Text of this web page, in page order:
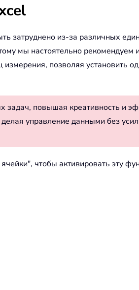
затруднено из-за различных
мы настоятельно рекомендуем
позволяя установить
повышая креативность и
управление данными без
чтобы активировать эту